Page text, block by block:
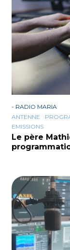
- RADIO MARIA
ANTENNE
EMISSIONS
Le père